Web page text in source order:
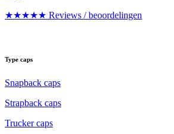
★★★★★ Reviews / beoordelingen
Type caps
Snapback caps
Strapback caps
Trucker caps